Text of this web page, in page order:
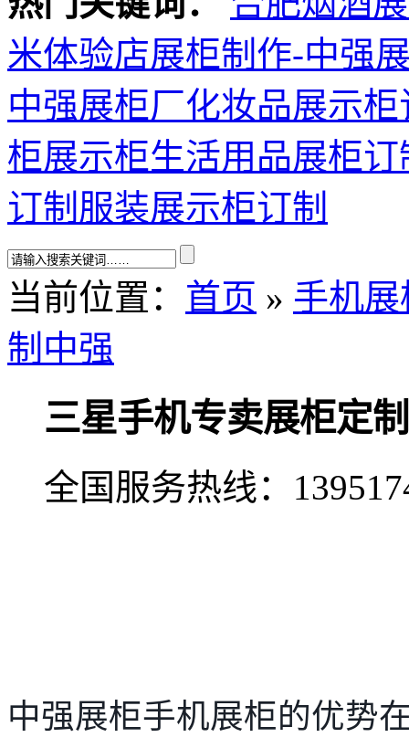
米体验店展柜制作-中强
中强展柜厂化妆品展示柜
柜展示柜生活用品展柜订
订制 服装展示柜订制
当前位置： 首页 » 手机
制中强
三星手机专卖展柜定
全国服务热线：
中强展柜手机展柜的优势